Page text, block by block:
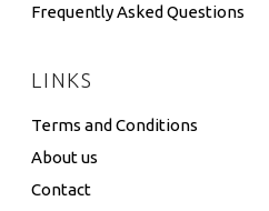
Frequently Asked Questions
LINKS
Terms and Conditions
About us
Contact